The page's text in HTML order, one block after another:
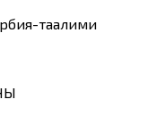
таалими